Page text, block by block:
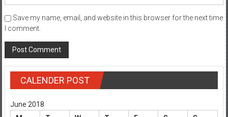
Save my name, email, and website in this browser for the next time
I comment.
CALENDER POST
June 2018